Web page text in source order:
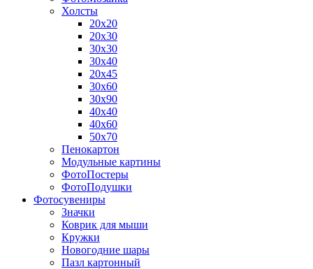
Холсты
20х20
20х30
30х30
30х40
20х45
30х60
30х90
40х40
40х60
50х70
Пенокартон
Модульные картины
ФотоПостеры
ФотоПодушки
Фотоcувениры
Значки
Коврик для мыши
Кружки
Новогодние шары
Пазл картонный